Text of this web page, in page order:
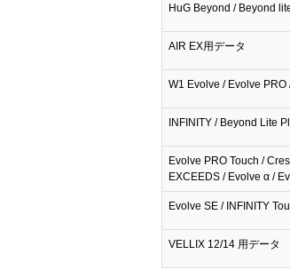
HuG Beyond / Beyond
AIR EX用データ
W1 Evolve / Evolve PRO
INFINITY / Beyond Lite
Evolve PRO Touch /
EXCEEDS / Evolve α /
Evolve SE / INFINITY
VELLIX 12/14 用データ